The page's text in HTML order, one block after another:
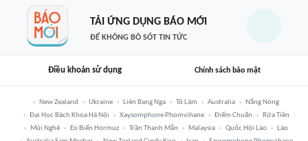
TẢI ỨNG DỤNG BÁO MỚI
ĐỂ KHÔNG BỎ SÓT TIN TỨC
Điều khoản sử dụng Chính sách bảo mật
New Zealand Ukraine Liên Bang Nga Tô Lâm Australia
Nắng Nóng
Đại Học Bách Khoa Hà Nội
Xaysomphone Phomvihane Điểm Chuẩn
Rửa Tiền
Mũi Nghê
Eo Biển Hormuz Trần Thanh Mẫn Malaysia Quốc Hội Lào
Lào